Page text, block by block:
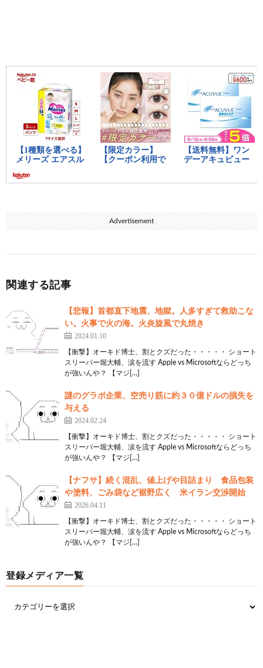
Advertisement
関連する記事
【悲報】首都直下地震、地獄。人多すぎて救助こな
い。火事で火の海。火炎旋風で丸焼き
2024.01.10
【衝撃】オーキド博士、割とクズだった・・・・・ ショート
スリーパー堀大輔、涙を流す Apple vs Microsoftならどっち
が強いんや？ 【マジ[…]
謎のグラボ企業、空売り筋に約３０億ドルの損失を
与える
2024.02.24
【衝撃】オーキド博士、割とクズだった・・・・・ ショート
スリーパー堀大輔、涙を流す Apple vs Microsoftならどっち
が強いんや？ 【マジ[…]
【ナフサ】続く混乱、値上げや目詰まり 食品包装
や塗料、ごみ袋など裾野広く 米イラン交渉開始
2026.04.11
【衝撃】オーキド博士、割とクズだった・・・・・ ショート
スリーパー堀大輔、涙を流す Apple vs Microsoftならどっち
が強いんや？ 【マジ[…]
登録メディア一覧